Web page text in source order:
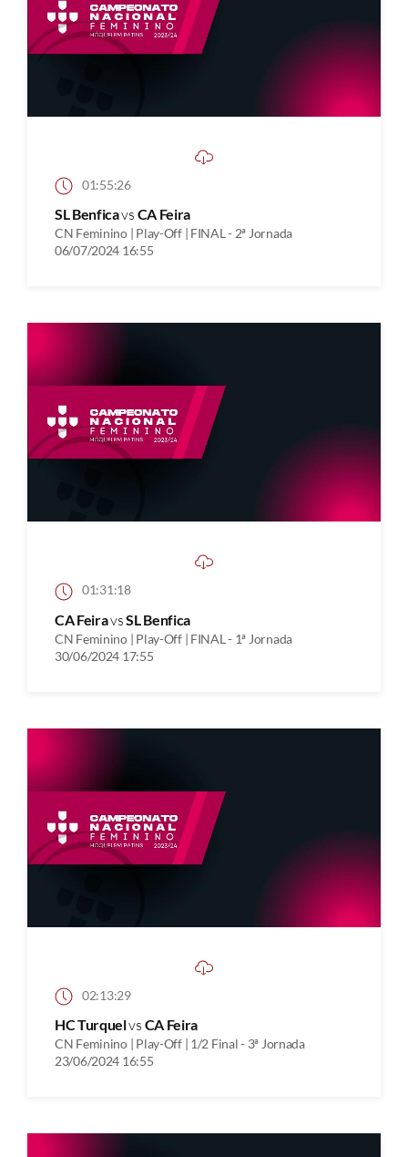
01:55:26
SL Benficavs CA Feira
CN Feminino | Play-Off | FINAL - 2ª Jornada
06/07/2024 16:55
01:31:18
CA FeiravsSL Benfica
CN Feminino | Play-Off | FINAL - 1ª Jornada
30/06/2024 17:55
02:13:29
HC Turquelvs CA Feira
CN Feminino | Play-Off | 1/2 Final - 3ª Jornada
23/06/2024 16:55